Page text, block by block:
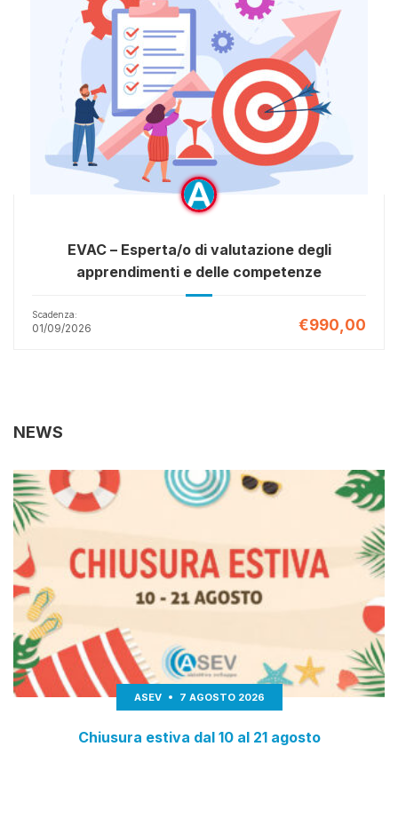
EVAC – Esperta/o di valutazione degli
apprendimenti e delle competenze
Scadenza:
01/09/2026 €990,00
NEWS
ASEV 7 AGOSTO 2026
Chiusura estiva dal 10 al 21 agosto